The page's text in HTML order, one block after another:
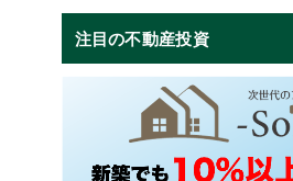
注目の不動産投資